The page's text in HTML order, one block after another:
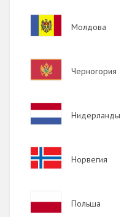
Image
Молдова
Image
Черногория
Image
Нидерланды
Image
Норвегия
Польша